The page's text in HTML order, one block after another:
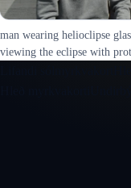
man wearing helioclipse
viewing the eclipse with